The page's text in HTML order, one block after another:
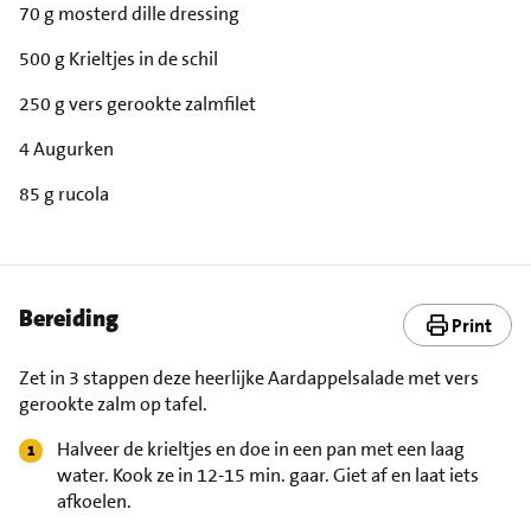
70 g mosterd dille dressing
500 g Krieltjes in de schil
250 g vers gerookte zalmfilet
4 Augurken
85 g rucola
Bereiding Print
Zet in 3 stappen deze heerlijke Aardappelsalade met vers
gerookte zalm op tafel.
Halveer de krieltjes en doe in een pan met een laag
water. Kook ze in 12-15 min. gaar. Giet af en laat iets
afkoelen.